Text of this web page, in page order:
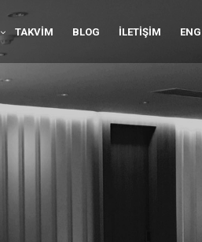
TAKVIM BLOG İLETIŞIM ENG